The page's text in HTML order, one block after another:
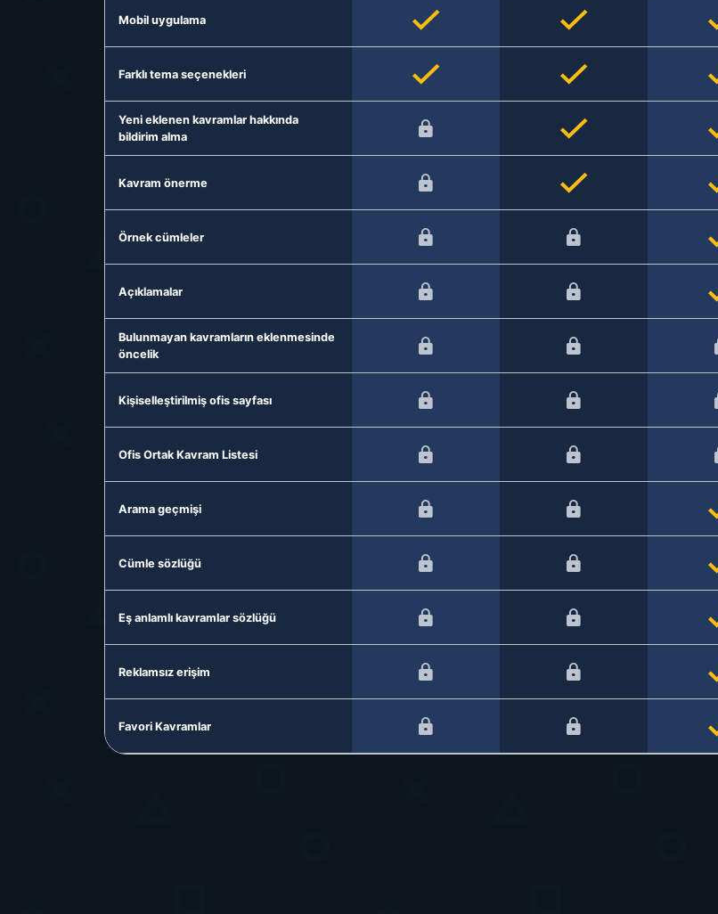
Mobil uygulama
Farklı tema seçenekleri
Yeni eklenen kavramlar hakkında
bildirim alma
Kavram önerme
Örnek cümleler
Açıklamalar
Bulunmayan kavramların eklenmesinde
öncelik
Kişiselleştirilmiş ofis sayfası
Ofis Ortak Kavram Listesi
Arama geçmişi
Cümle sözlüğü
Eş anlamlı kavramlar sözlüğü
Reklamsız erişim
Favori Kavramlar